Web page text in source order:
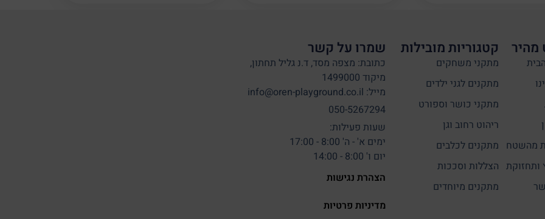
מהיר
מהשטח
ותחזוקת
קטגוריות מובילות
מתקני משחקים
מתקנים לגני ילדים
מתקני כושר וספורט
ריהוט רחוב וגן
מתקנים לכלבים
הצללות וסככות
מתקנים מיוחדים
שמרו על קשר
כתובת: מצפה מסד, ד.נ גליל תחתון,
מיקוד 1499000
מייל: info@oren-playground.co.il
050-5267294
שעות פעילות:
ימים א' - ה' 8:00 - 17:00
יום ו' 8:00 - 14:00
הצהרת נגישות
מדיניות פרטיות